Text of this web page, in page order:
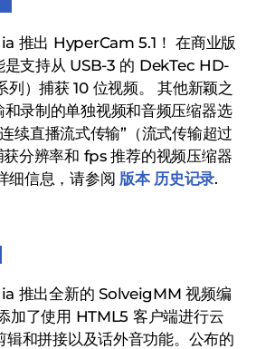
推出 HyperCam 5.1！ 在商业版
是支持从 USB-3 的 DekTec HD-
列）捕获 10 位视频。 其他新颖之
录制的单独视频和音频压缩器选
续直播流式传输”（流式传输超过
分辨率和 fps 推荐的视频压缩器
细信息，请参阅 版本 历史记录.
推出全新的 SolveigMM 视频编
加了使用 HTML5 客户端进行云
和拼接以及话外音功能。公布的